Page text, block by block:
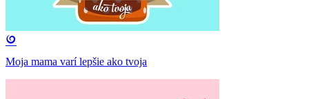
Moja mama varí lepšie ako tvoja